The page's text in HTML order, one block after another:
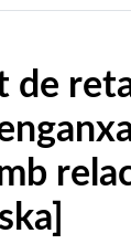
de